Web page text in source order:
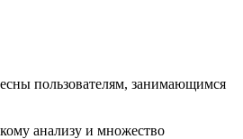
пользователям, занимающимся
анализу и множество